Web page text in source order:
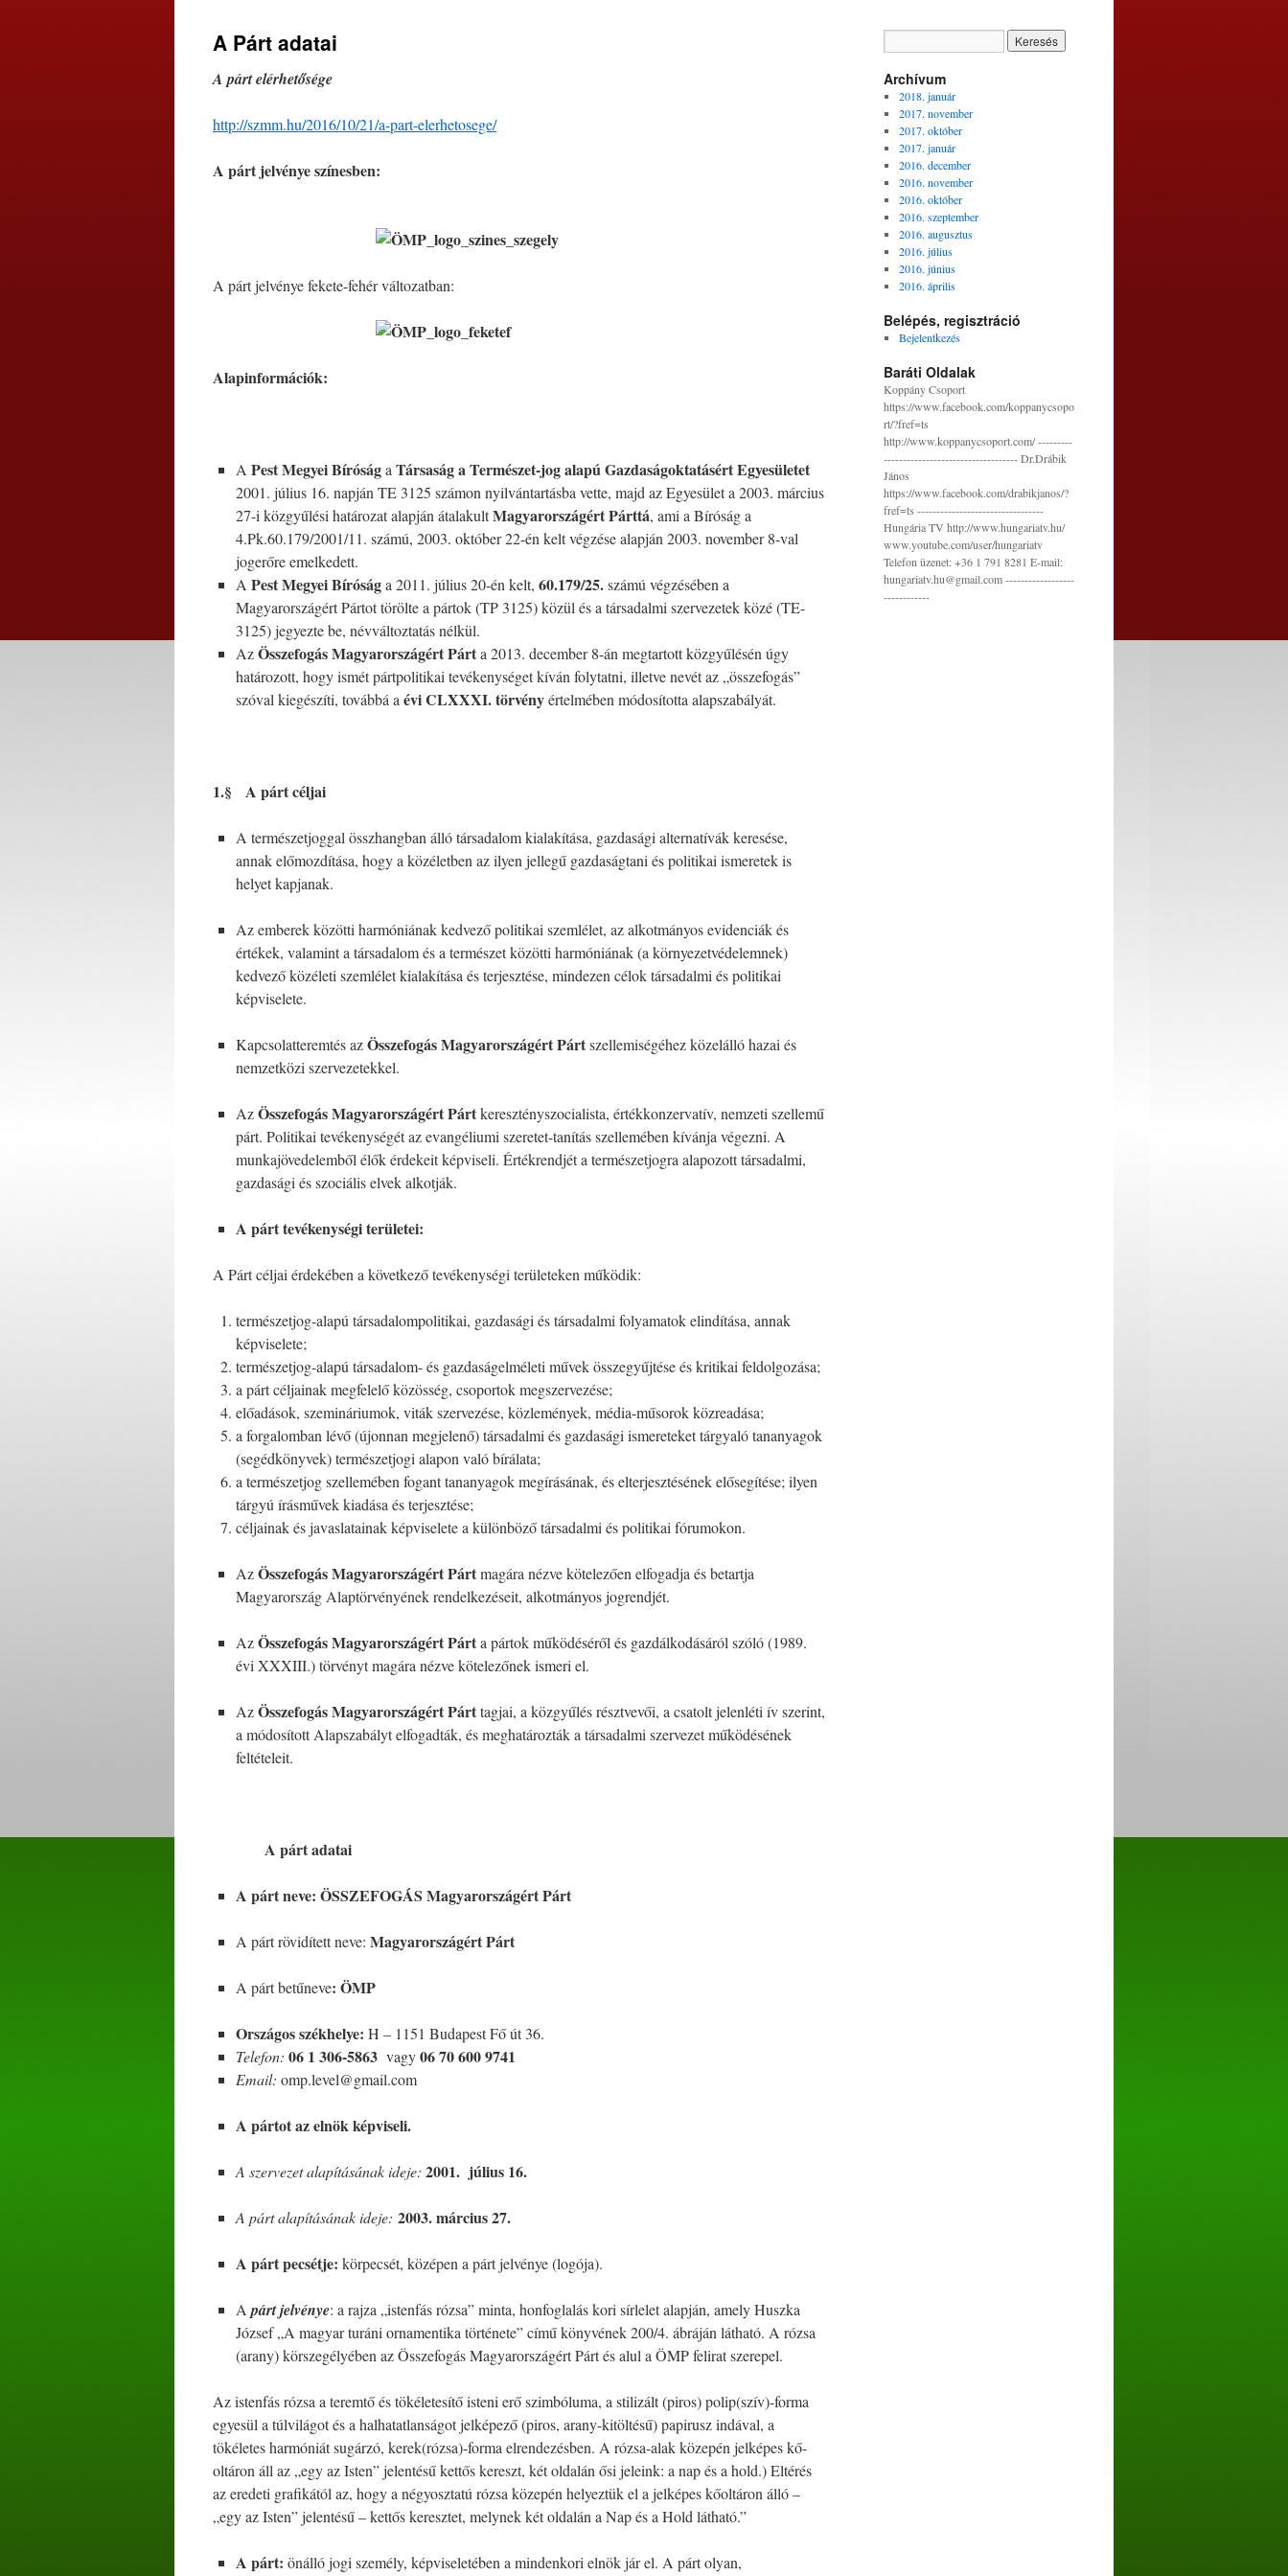
tartalomba
A Párt adatai
A párt elérhetősége
http://szmm.hu/2016/10/21/a-part-elerhetosege/
A párt jelvénye színesben:
A párt jelvénye fekete-fehér változatban:
Alapinformációk:
A Pest Megyei Bírósága Társaság a Természet-jog alapú GazdaságoktatásértEgyesületet
2001. július 16. napján TE 3125 számon nyilvántartásba vette, majd az Egyesület a 2003. március
27-i közgyűlési határozat alapján átalakultMagyarországért Párttá, ami a Bíróság a
4.Pk.60.179/2001/11. számú, 2003. október 22-én kelt végzése alapján 2003. november 8-val
jogerőre emelkedett.
A Pest Megyei Bírósága 2011. július 20-én kelt, 60.179/25.számú végzésében a
Magyarországért Pártot törölte a pártok (TP 3125) közül és a társadalmi szervezetek közé (TE-
3125) jegyezte be, névváltoztatás nélkül.
AzÖsszefogásMagyarországért Párta 2013. december 8-án megtartott közgyűlésén úgy
határozott, hogy ismét pártpolitikai tevékenységet kíván folytatni, illetve nevét az „összefogás”
szóval kiegészíti, továbbá a évi CLXXXI. törvényértelmében módosította alapszabályát.
1.§ A párt céljai
A természetjoggal összhangban álló társadalom kialakítása, gazdasági alternatívák keresése,
annak előmozdítása, hogy a közéletben az ilyen jellegű gazdaságtani és politikai ismeretek is
helyet kapjanak.
Az emberek közötti harmóniának kedvező politikai szemlélet, az alkotmányos evidenciák és
értékek, valamint a társadalom és a természet közötti harmóniának (a környezetvédelemnek)
kedvező közéleti szemlélet kialakítása és terjesztése, mindezen célok társadalmi és politikai
képviselete.
Kapcsolatteremtés azÖsszefogás Magyarországért Pártszellemiségéhez közelálló hazai és
nemzetközi szervezetekkel.
AzÖsszefogásMagyarországért Pártkeresztényszocialista, értékkonzervatív, nemzeti szellemű
párt. Politikai tevékenységét az evangéliumi szeretet-tanítás szellemében kívánja végezni. A
munkajövedelemből élők érdekeit képviseli. Értékrendjét a természetjogra alapozott társadalmi,
gazdasági és szociális elvek alkotják.
A párt tevékenységi területei:
A Párt céljai érdekében a következő tevékenységi területeken működik:
természetjog-alapú társadalompolitikai, gazdasági és társadalmi folyamatok elindítása, annak
képviselete;
természetjog-alapú társadalom- és gazdaságelméleti művek összegyűjtése és kritikai feldolgozása;
a párt céljainak megfelelő közösség, csoportok megszervezése;
előadások, szemináriumok, viták szervezése, közlemények, média-műsorok közreadása;
a forgalomban lévő (újonnan megjelenő) társadalmi és gazdasági ismereteket tárgyaló tananyagok
(segédkönyvek) természetjogi alapon való bírálata;
a természetjog szellemében fogant tananyagok megírásának, és elterjesztésének elősegítése; ilyen
tárgyú írásművek kiadása és terjesztése;
céljainak és javaslatainak képviselete a különböző társadalmi és politikai fórumokon.
AzÖsszefogás Magyarországért Pártmagára nézve kötelezően elfogadja és betartja
Magyarország Alaptörvényének rendelkezéseit, alkotmányos jogrendjét.
AzÖsszefogás Magyarországért Párta pártok működéséről és gazdálkodásáról szóló (1989.
évi XXXIII.) törvényt magára nézve kötelezőnek ismeri el.
AzÖsszefogásMagyarországért Párttagjai, a közgyűlés résztvevői, a csatolt jelenléti ív szerint,
a módosított Alapszabályt elfogadták, és meghatározták a társadalmi szervezet működésének
feltételeit.
A párt adatai
A párt neve: ÖSSZEFOGÁS Magyarországért Párt
A párt rövidített neve: Magyarországért Párt
A párt betűneve: ÖMP
Országos székhelye: H – 1151 Budapest Fő út 36.
Telefon: 06 1 306-5863 vagy06 70 600 9741
Email: omp.level@gmail.com
A pártot az elnök képviseli.
A szervezet alapításának ideje: 2001. július 16.
A párt alapításának ideje: 2003. március 27.
A párt pecsétje: körpecsét, középen a párt jelvénye (logója).
A párt jelvénye: a rajza „istenfás rózsa” minta, honfoglalás kori sírlelet alapján, amely Huszka
József „A magyar turáni ornamentika története” című könyvének 200/4. ábráján látható. A rózsa
(arany) körszegélyében az Összefogás Magyarországért Párt és alul a ÖMP felirat szerepel. ­
Az istenfás rózsa a teremtő és tökéletesítő isteni erő szimbóluma, a stilizált (piros) polip(szív)-forma
egyesül a túlvilágot és a halhatatlanságot jelképező (piros, arany-kitöltésű) papirusz indával, a
tökéletes harmóniát sugárzó, kerek(rózsa)-forma elrendezésben. A rózsa-alak közepén jelképes kő-
oltáron áll az „egy az Isten” jelentésű kettős kereszt, két oldalán ősi jeleink: a nap és a hold.) Eltérés
az eredeti grafikától az, hogy a négyosztatú rózsa közepén helyeztük el a jelképes kőoltáron álló –
„egy az Isten” jelentésű – kettős keresztet, melynek két oldalán a Nap és a Hold látható.”
A párt: önálló jogi személy, képviseletében a mindenkori elnök jár el. A párt olyan,
Archívum
2018. január
2017. november
2017. október
2017. január
2016. december
2016. november
2016. október
2016. szeptember
2016. augusztus
2016. július
2016. június
2016. április
Belépés, regisztráció
Bejelentkezés
Baráti Oldalak
Koppány Csoport
https://www.facebook.com/koppanycsopo
rt/?fref=ts
http://www.koppanycsoport.com/ ---------
----------------------------------- Dr.Drábik
János
https://www.facebook.com/drabikjanos/?
fref=ts ---------------------------------
Hungária TV http://www.hungariatv.hu/
www.youtube.com/user/hungariatv
Telefon üzenet: +36 1 791 8281 E-mail:
hungariatv.hu@gmail.com ------------------
------------